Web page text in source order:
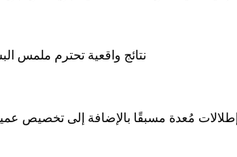
نتائج واقعية تحترم ملمس
إطلالات مُعدة مسبقًا بالإضافة إلى تخصيص